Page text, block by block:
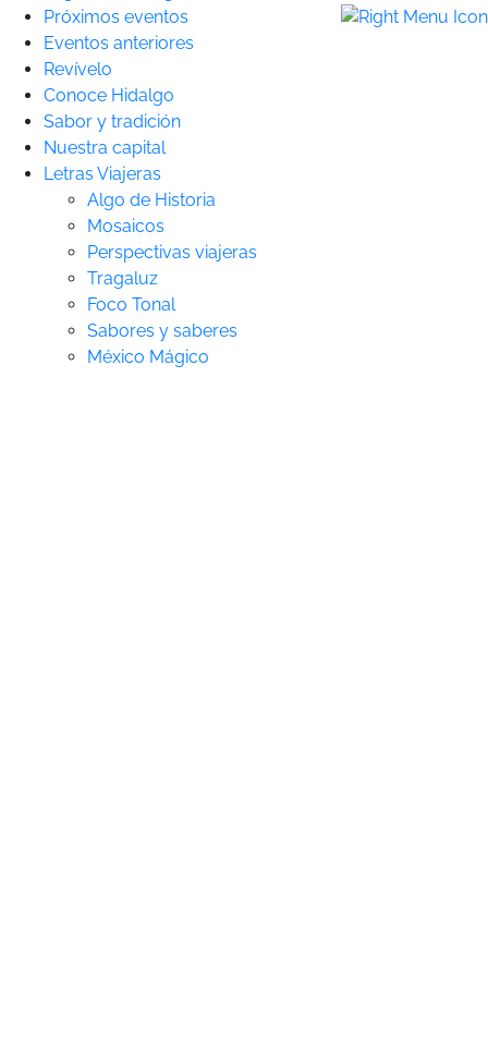
Próximos eventos
Eventos anteriores
Revívelo
Conoce Hidalgo
Sabor y tradición
Nuestra capital
Letras Viajeras
Algo de Historia
Mosaicos
Perspectivas viajeras
Tragaluz
Foco Tonal
Sabores y saberes
México Mágico